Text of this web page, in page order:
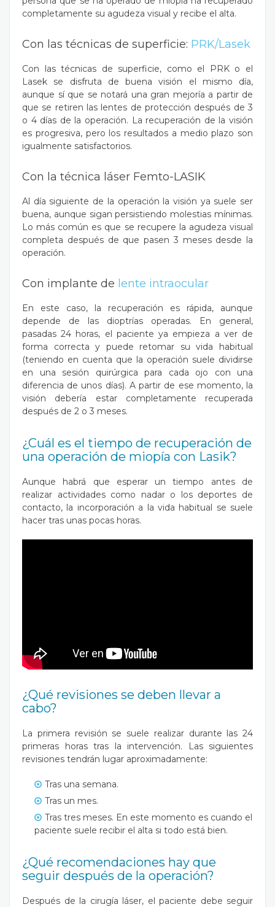
completamente su agudeza visual y recibe el alta.
Con las técnicas de superficie: PRK/Lasek
Con las técnicas de superficie, como el PRK o el
Lasek se disfruta de buena visión el mismo día,
aunque sí que se notará una gran mejoría a partir de
que se retiren las lentes de protección después de 3
o 4 días de la operación. La recuperación de la visión
es progresiva, pero los resultados a medio plazo son
igualmente satisfactorios.
Con la técnica láser Femto-LASIK
Al día siguiente de la operación la visión ya suele ser
buena, aunque sigan persistiendo molestias mínimas.
Lo más común es que se recupere la agudeza visual
completa después de que pasen 3 meses desde la
operación.
Con implante de lente intraocular
En este caso, la recuperación es rápida, aunque
depende de las dioptrías operadas. En general,
pasadas 24 horas, el paciente ya empieza a ver de
forma correcta y puede retomar su vida habitual
(teniendo en cuenta que la operación suele dividirse
en una sesión quirúrgica para cada ojo con una
diferencia de unos días). A partir de ese momento, la
visión debería estar completamente recuperada
después de 2 o 3 meses.
¿Cuál es el tiempo de recuperación de
una operación de miopía con Lasik?
Aunque habrá que esperar un tiempo antes de
realizar actividades como nadar o los deportes de
contacto, la incorporación a la vida habitual se suele
hacer tras unas pocas horas.
¿Qué revisiones se deben llevar a
cabo?
La primera revisión se suele realizar durante las 24
primeras horas tras la intervención. Las siguientes
revisiones tendrán lugar aproximadamente:
Tras una semana.
Tras un mes.
Tras tres meses. En este momento es cuando el
paciente suele recibir el alta si todo está bien.
¿Qué recomendaciones hay que
seguir después de la operación?
Después de la cirugía láser, el paciente debe seguir